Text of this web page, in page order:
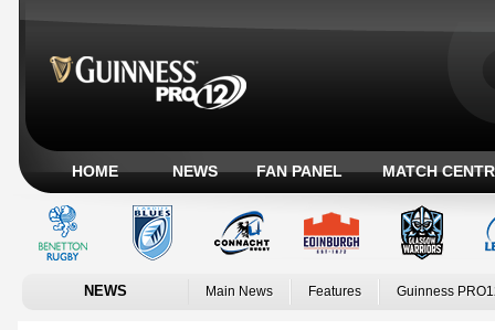
HOME NEWS FAN PANEL MATCH
NEWS Main News Features Guinness